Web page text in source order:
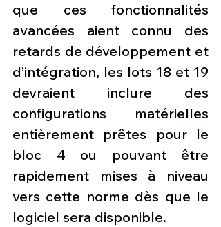
que ces fonctionnalités
avancées aient connu des
retards de développement et
d’intégration, les lots 18 et 19
devraient inclure des
configurations matérielles
entièrement prêtes pour le
bloc 4 ou pouvant être
rapidement mises à niveau
vers cette norme dès que le
logiciel sera disponible.